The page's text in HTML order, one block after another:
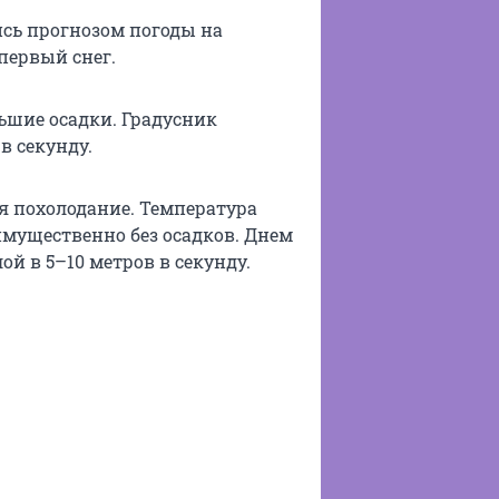
прогнозом погоды на
снег.
осадки. Градусник
секунду.
похолодание. Температура
без осадков. Днем
в 5–10 метров в секунду.